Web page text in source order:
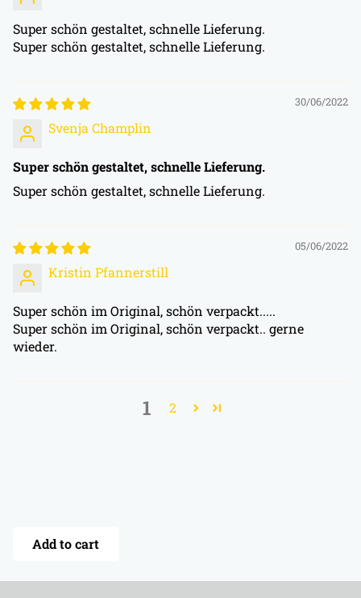
Super schön gestaltet, schnelle Lieferung.
Super schön gestaltet, schnelle Lieferung.
30/06/2022
Svenja Champlin
Super schön gestaltet, schnelle Lieferung.
Super schön gestaltet, schnelle Lieferung.
05/06/2022
Kristin Pfannerstill
Super schön im Original, schön verpackt.....
Super schön im Original, schön verpackt.. gerne
wieder.
1 2
Add to cart